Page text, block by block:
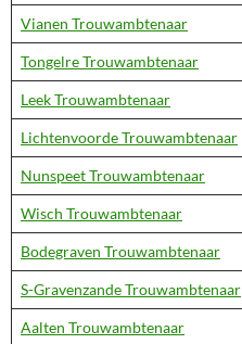
Vianen Trouwambtenaar
Tongelre Trouwambtenaar
Leek Trouwambtenaar
Lichtenvoorde Trouwambtenaar
Nunspeet Trouwambtenaar
Wisch Trouwambtenaar
Bodegraven Trouwambtenaar
S-Gravenzande Trouwambtenaar
Aalten Trouwambtenaar